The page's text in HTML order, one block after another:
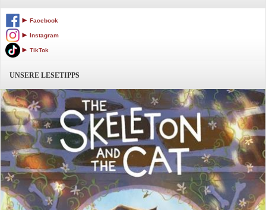
Facebook
Instagram
TikTok
UNSERE LESETIPPS